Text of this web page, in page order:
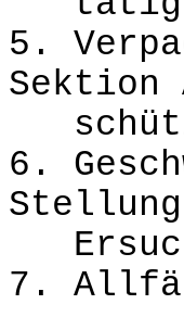
5.
Sektion
6.
7.